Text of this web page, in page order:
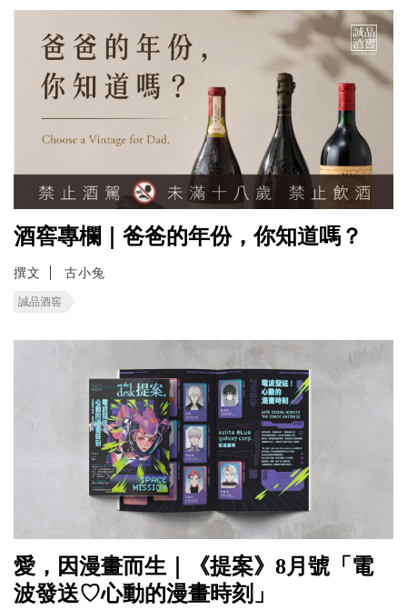
酒窖專欄｜爸爸的年份，你知道嗎？
撰文 古小兔
誠品酒窖
愛，因漫畫而生｜《提案》8月號「電
波發送♡心動的漫畫時刻」